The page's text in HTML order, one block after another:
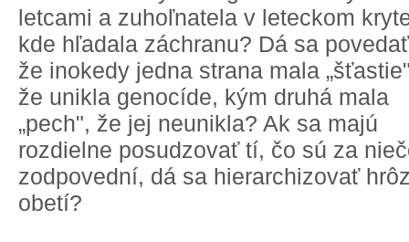
letcami a zuhoľnatela v leteckom
kde hľadala záchranu? Dá sa
že inokedy jedna strana mala
že unikla genocíde, kým druhá mala
„pech", že jej neunikla? Ak sa majú
rozdielne posudzovať tí, čo sú za
zodpovední, dá sa hierarchizovať
obetí?